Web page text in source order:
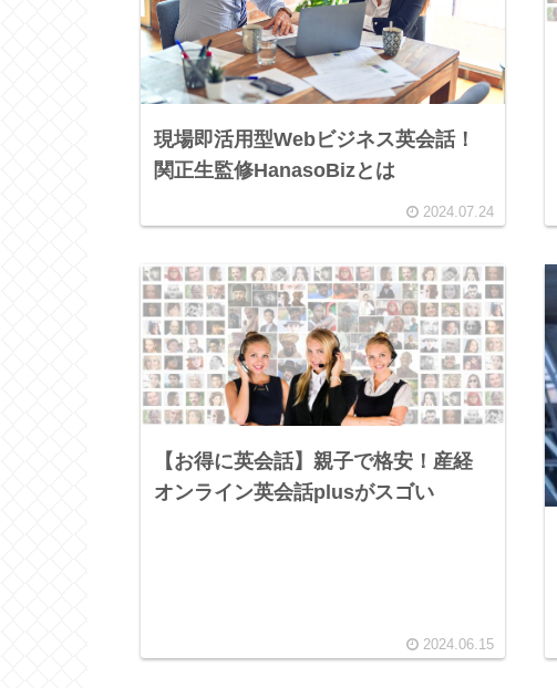
現場即活用型Webビジネス英会話！
関正生監修HanasoBizとは
2024.07.24
【お得に英会話】親子で格安！産経
オンライン英会話plusがスゴい
2024.06.15